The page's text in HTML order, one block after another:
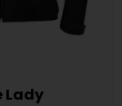
Lady